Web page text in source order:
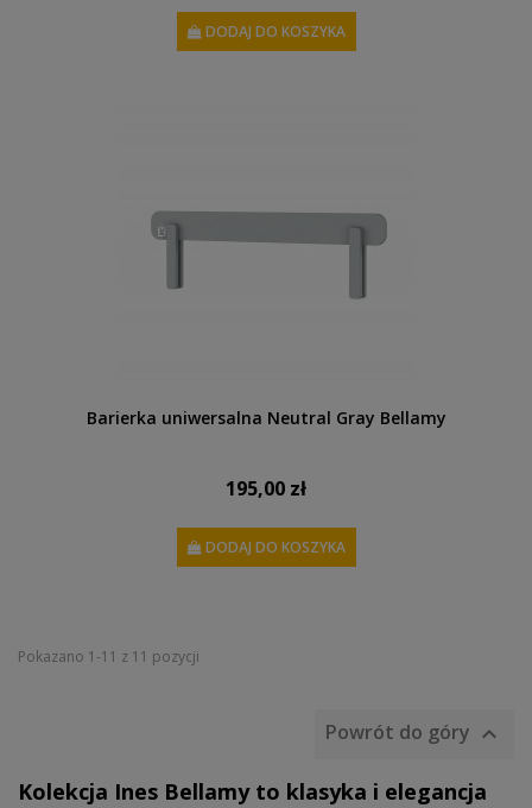
DODAJ DO KOSZYKA
Barierka uniwersalna Neutral Gray Bellamy
195,00 zł
DODAJ DO KOSZYKA
Pokazano 1-11 z 11 pozycji
Powrót do góry 
Kolekcja Ines Bellamy to klasyka i elegancja